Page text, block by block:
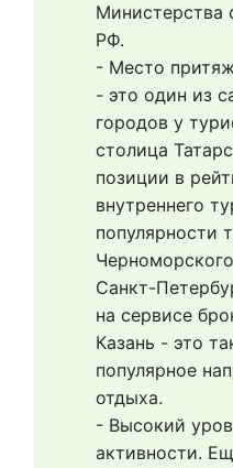
Министерства
РФ.
- Место
- это один из
городов у
столица
позиции в
внутреннего
популярности
Санкт-
на сервисе
Казань - это
популярное
отдыха.
- Высокий
активности.